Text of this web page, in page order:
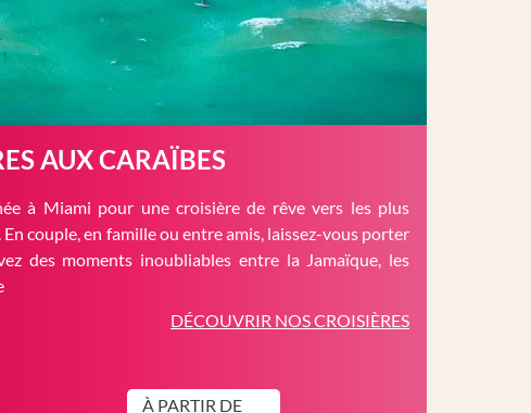
AUX CARAÏBES
à Miami pour une croisière de rêve vers les plus
En couple, en famille ou entre amis, laissez-vous porter
des moments inoubliables entre la Jamaïque, les
DÉCOUVRIR NOS CROISIÈRES
À PARTIR DE